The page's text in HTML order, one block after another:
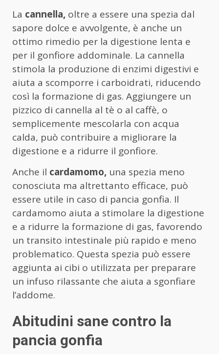
La cannella, oltre a essere una spezia dal
sapore dolce e avvolgente, è anche un
ottimo rimedio per la digestione lenta e
per il gonfiore addominale. La cannella
stimola la produzione di enzimi digestivi e
aiuta a scomporre i carboidrati, riducendo
così la formazione di gas. Aggiungere un
pizzico di cannella al tè o al caffè, o
semplicemente mescolarla con acqua
calda, può contribuire a migliorare la
digestione e a ridurre il gonfiore.
Anche il cardamomo, una spezia meno
conosciuta ma altrettanto efficace, può
essere utile in caso di pancia gonfia. Il
cardamomo aiuta a stimolare la digestione
e a ridurre la formazione di gas, favorendo
un transito intestinale più rapido e meno
problematico. Questa spezia può essere
aggiunta ai cibi o utilizzata per preparare
un infuso rilassante che aiuta a sgonfiare
l’addome.
Abitudini sane contro la
pancia gonfia